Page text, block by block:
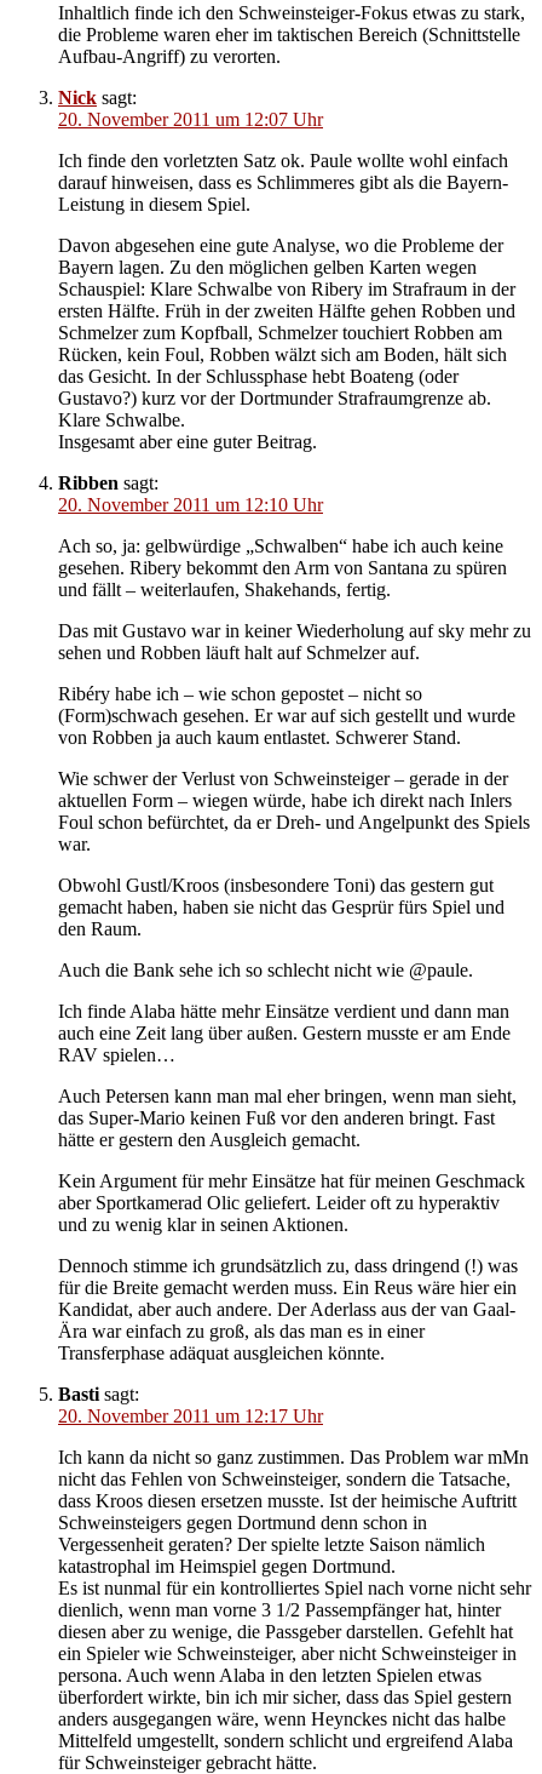
Inhaltlich finde ich den Schweinsteiger-Fokus etwas zu stark,
die Probleme waren eher im taktischen Bereich (Schnittstelle
Aufbau-Angriff) zu verorten.
Nick sagt:
20. November 2011 um 12:07 Uhr
Ich finde den vorletzten Satz ok. Paule wollte wohl einfach
darauf hinweisen, dass es Schlimmeres gibt als die Bayern-
Leistung in diesem Spiel.
Davon abgesehen eine gute Analyse, wo die Probleme der
Bayern lagen. Zu den möglichen gelben Karten wegen
Schauspiel: Klare Schwalbe von Ribery im Strafraum in der
ersten Hälfte. Früh in der zweiten Hälfte gehen Robben und
Schmelzer zum Kopfball, Schmelzer touchiert Robben am
Rücken, kein Foul, Robben wälzt sich am Boden, hält sich
das Gesicht. In der Schlussphase hebt Boateng (oder
Gustavo?) kurz vor der Dortmunder Strafraumgrenze ab.
Klare Schwalbe.
Insgesamt aber eine guter Beitrag.
Ribben sagt:
20. November 2011 um 12:10 Uhr
Ach so, ja: gelbwürdige „Schwalben“ habe ich auch keine
gesehen. Ribery bekommt den Arm von Santana zu spüren
und fällt – weiterlaufen, Shakehands, fertig.
Das mit Gustavo war in keiner Wiederholung auf sky mehr zu
sehen und Robben läuft halt auf Schmelzer auf.
Ribéry habe ich – wie schon gepostet – nicht so
(Form)schwach gesehen. Er war auf sich gestellt und wurde
von Robben ja auch kaum entlastet. Schwerer Stand.
Wie schwer der Verlust von Schweinsteiger – gerade in der
aktuellen Form – wiegen würde, habe ich direkt nach Inlers
Foul schon befürchtet, da er Dreh- und Angelpunkt des Spiels
war.
Obwohl Gustl/Kroos (insbesondere Toni) das gestern gut
gemacht haben, haben sie nicht das Gesprür fürs Spiel und
den Raum.
Auch die Bank sehe ich so schlecht nicht wie @paule.
Ich finde Alaba hätte mehr Einsätze verdient und dann man
auch eine Zeit lang über außen. Gestern musste er am Ende
RAV spielen…
Auch Petersen kann man mal eher bringen, wenn man sieht,
das Super-Mario keinen Fuß vor den anderen bringt. Fast
hätte er gestern den Ausgleich gemacht.
Kein Argument für mehr Einsätze hat für meinen Geschmack
aber Sportkamerad Olic geliefert. Leider oft zu hyperaktiv
und zu wenig klar in seinen Aktionen.
Dennoch stimme ich grundsätzlich zu, dass dringend (!) was
für die Breite gemacht werden muss. Ein Reus wäre hier ein
Kandidat, aber auch andere. Der Aderlass aus der van Gaal-
Ära war einfach zu groß, als das man es in einer
Transferphase adäquat ausgleichen könnte.
Basti sagt:
20. November 2011 um 12:17 Uhr
Ich kann da nicht so ganz zustimmen. Das Problem war mMn
nicht das Fehlen von Schweinsteiger, sondern die Tatsache,
dass Kroos diesen ersetzen musste. Ist der heimische Auftritt
Schweinsteigers gegen Dortmund denn schon in
Vergessenheit geraten? Der spielte letzte Saison nämlich
katastrophal im Heimspiel gegen Dortmund.
Es ist nunmal für ein kontrolliertes Spiel nach vorne nicht sehr
dienlich, wenn man vorne 3 1/2 Passempfänger hat, hinter
diesen aber zu wenige, die Passgeber darstellen. Gefehlt hat
ein Spieler wie Schweinsteiger, aber nicht Schweinsteiger in
persona. Auch wenn Alaba in den letzten Spielen etwas
überfordert wirkte, bin ich mir sicher, dass das Spiel gestern
anders ausgegangen wäre, wenn Heynckes nicht das halbe
Mittelfeld umgestellt, sondern schlicht und ergreifend Alaba
für Schweinsteiger gebracht hätte.